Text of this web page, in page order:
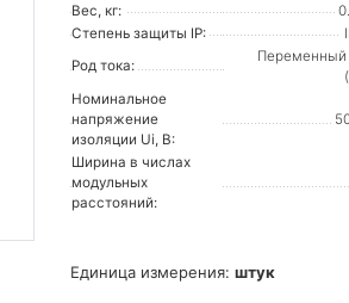
Вес, кг:
Степень защиты IP:
Род тока:
Переменный
Номинальное
напряжение
изоляции Ui, В:
Ширина в числах
модульных
расстояний:
Единица измерения: штук